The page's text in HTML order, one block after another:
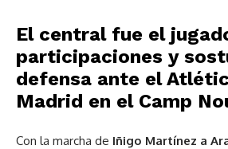
El central fue el
participaciones y
defensa ante el
Madrid en el Camp
Con la marcha de Iñigo Martínez a